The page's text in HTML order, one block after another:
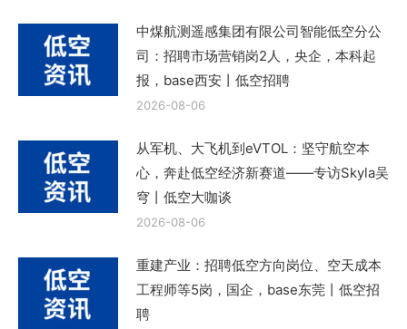
中煤航测遥感集团有限公司智能低空分公
司：招聘市场营销岗2人，央企，本科起
报，base西安丨低空招聘
2026-08-06
从军机、大飞机到eVTOL：坚守航空本
心，奔赴低空经济新赛道——专访Skyla吴
穹丨低空大咖谈
2026-08-06
重建产业：招聘低空方向岗位、空天成本
工程师等5岗，国企，base东莞丨低空招
聘